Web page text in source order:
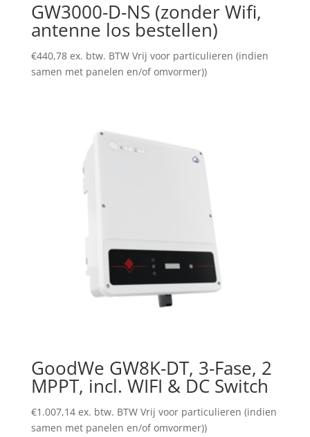
GW3000-D-NS (zonder Wifi,
antenne los bestellen)
€440,78 ex. btw. BTW Vrij voor particulieren (indien
samen met panelen en/of omvormer))
GoodWe GW8K-DT, 3-Fase, 2
MPPT, incl. WIFI & DC Switch
€1.007,14 ex. btw. BTW Vrij voor particulieren (indien
samen met panelen en/of omvormer))